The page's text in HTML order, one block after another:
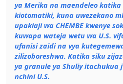
ya Merika na maendeleo
kiotomatiki, kuna uwezekano
upakiaji wa CHEMBE kwenye
kuwapa wateja wetu wa U.S.
ufanisi zaidi na vya
zilizoboreshwa. Katika siku
ya granule ya Shuliy itachukua
nchini U.S.